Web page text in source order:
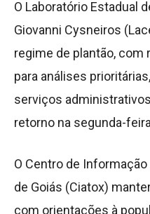
O Laboratório Estadual
Giovanni Cysneiros
regime de plantão,
para análises
serviços
retorno na segunda-
O Centro de
de Goiás (Ciatox)
com orientações à